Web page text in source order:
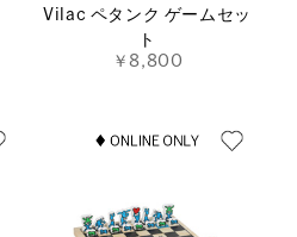
Vilac ペタンク ゲームセッ
ト
￥8,800